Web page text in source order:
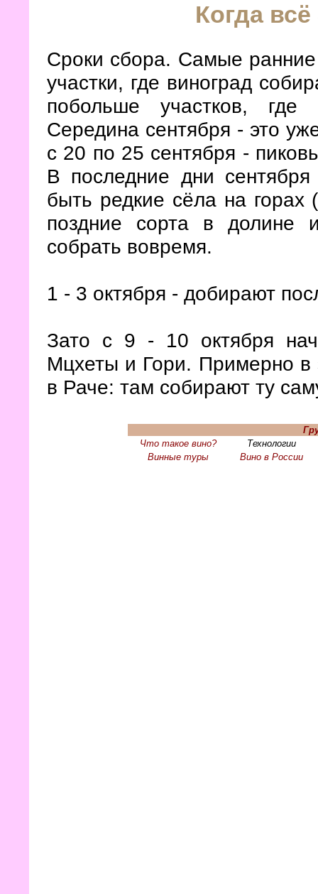
Когда
Сроки сбора. Самые ранние
участки, где виноград
побольше участков,
Середина сентября - это
с 20 по 25 сентября -
В последние дни
быть редкие сёла на
поздние сорта в долине
собрать вовремя.
1 - 3 октября - добирают
Зато с 9 - 10 октября
Мцхеты и Гори. Примерно в
в Раче: там собирают ту
Что такое вино?
Технологии
Винные туры
Вино в России